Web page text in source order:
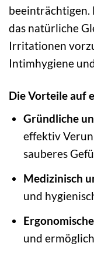
beeinträchtigen.
das natürliche
Irritationen
Intimhygiene
Die Vorteile auf
Gründliche
effektiv
sauberes
Medizinisch
und
und